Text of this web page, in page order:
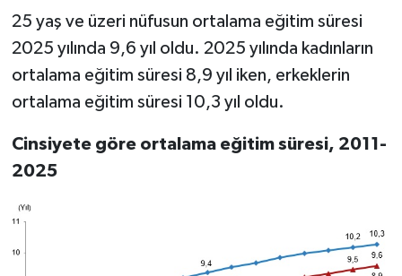
25 yaş ve üzeri nüfusun ortalama eğitim süresi
2025 yılında 9,6 yıl oldu. 2025 yılında kadınların
ortalama eğitim süresi 8,9 yıl iken, erkeklerin
ortalama eğitim süresi 10,3 yıl oldu.
Cinsiyete göre ortalama eğitim süresi, 2011-
2025